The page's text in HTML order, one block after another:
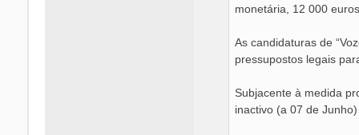
monetária, 12 000
As candidaturas de
pressupostos legais
Subjacente à medida
inactivo (a 07 de